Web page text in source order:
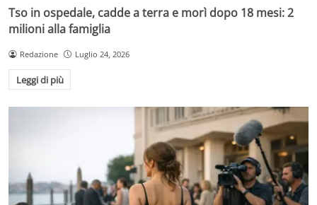
Tso in ospedale, cadde a terra e morì dopo 18 mesi: 2
milioni alla famiglia
Redazione Luglio 24, 2026
Leggi di più